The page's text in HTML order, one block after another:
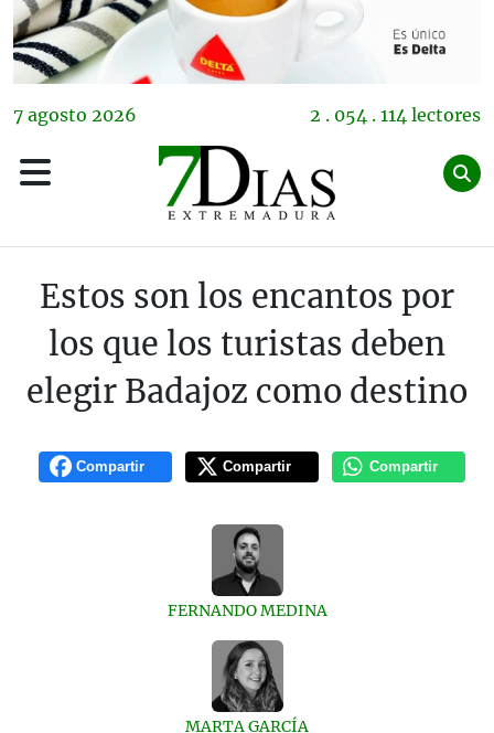
7 agosto 2026 2 . 054 . 114 lectores
Estos son los encantos por
los que los turistas deben
elegir Badajoz como destino
Compartir Compartir Compartir
FERNANDO MEDINA
MARTA GARCÍA